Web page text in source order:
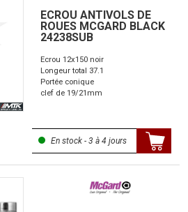
ECROU ANTIVOLS DE
ROUES MCGARD BLACK
24238SUB
Ecrou 12x150 noir
Longeur total 37.1
Portée conique
clef de 19/21mm
En stock - 3 à 4 jours